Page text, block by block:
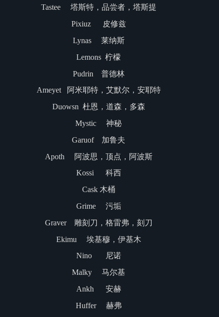
Tastee 塔斯特，品尝者，塔斯提
Pixiuz 皮修兹
Lynas 莱纳斯
Lemons 柠檬
Pudrin 普德林
Ameyet 阿米耶特，艾默尔，安耶特
Duowsn 杜恩，道森，多森
Mystic 神秘
Garuof 加鲁夫
Apoth 阿波思，顶点，阿波斯
Kossi 科西
Cask 木桶
Grime 污垢
Graver 雕刻刀，格雷弗，刻刀
Ekimu 埃基穆，伊基木
Nino 尼诺
Malky 马尔基
Ankh 安赫
Huffer 赫弗